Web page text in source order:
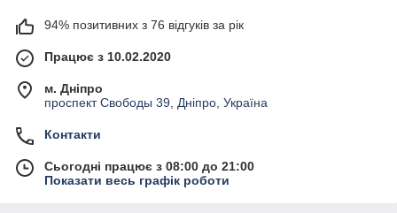
94% позитивних з 76 відгуків за рік
Працює з 10.02.2020
м. Дніпро
проспект Свободы 39, Дніпро, Україна
Контакти
Сьогодні працює з 08:00 до 21:00
Показати весь графік роботи